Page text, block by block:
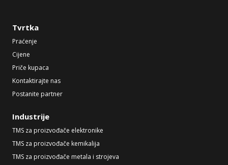
Tvrtka
Praćenje
Cijene
Priče kupaca
Kontaktirajte nas
Postanite partner
Industrije
TMS za proizvođače elektronike
TMS za proizvođače kemikalija
TMS za proizvođače metala i strojeva